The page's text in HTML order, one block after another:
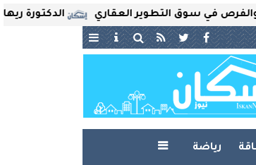
الدكتورة ريهام ثروت التطوير العقاري
رياضة 